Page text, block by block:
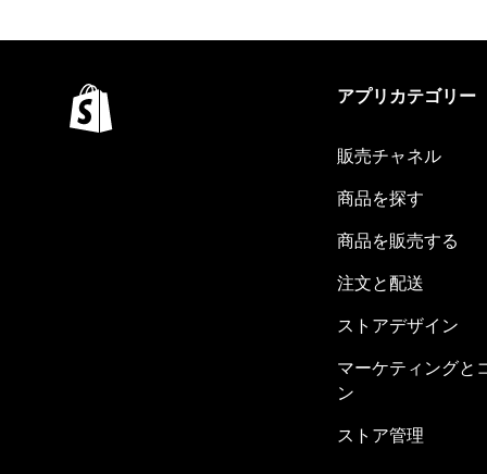
アプリカテゴリー
販売チャネル
商品を探す
商品を販売する
注文と配送
ストアデザイン
マーケティングと
ン
ストア管理